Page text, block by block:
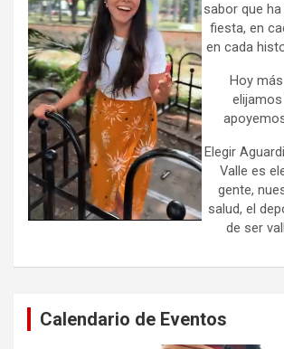
sabor que
fiesta, en
en cada
Hoy
Elegir
Valle es
gente,
salud, el
de ser
Calendario de Eventos